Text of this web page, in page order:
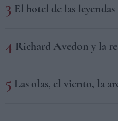
El hotel de las leyendas
Richard Avedon y la
Las olas, el viento, la